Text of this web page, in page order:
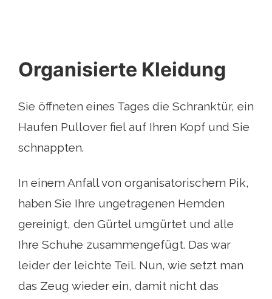
Organisierte Kleidung
Sie öffneten eines Tages die Schranktür, ein
Haufen Pullover fiel auf Ihren Kopf und Sie
schnappten.
In einem Anfall von organisatorischem Pik,
haben Sie Ihre ungetragenen Hemden
gereinigt, den Gürtel umgürtet und alle
Ihre Schuhe zusammengefügt. Das war
leider der leichte Teil. Nun, wie setzt man
das Zeug wieder ein, damit nicht das